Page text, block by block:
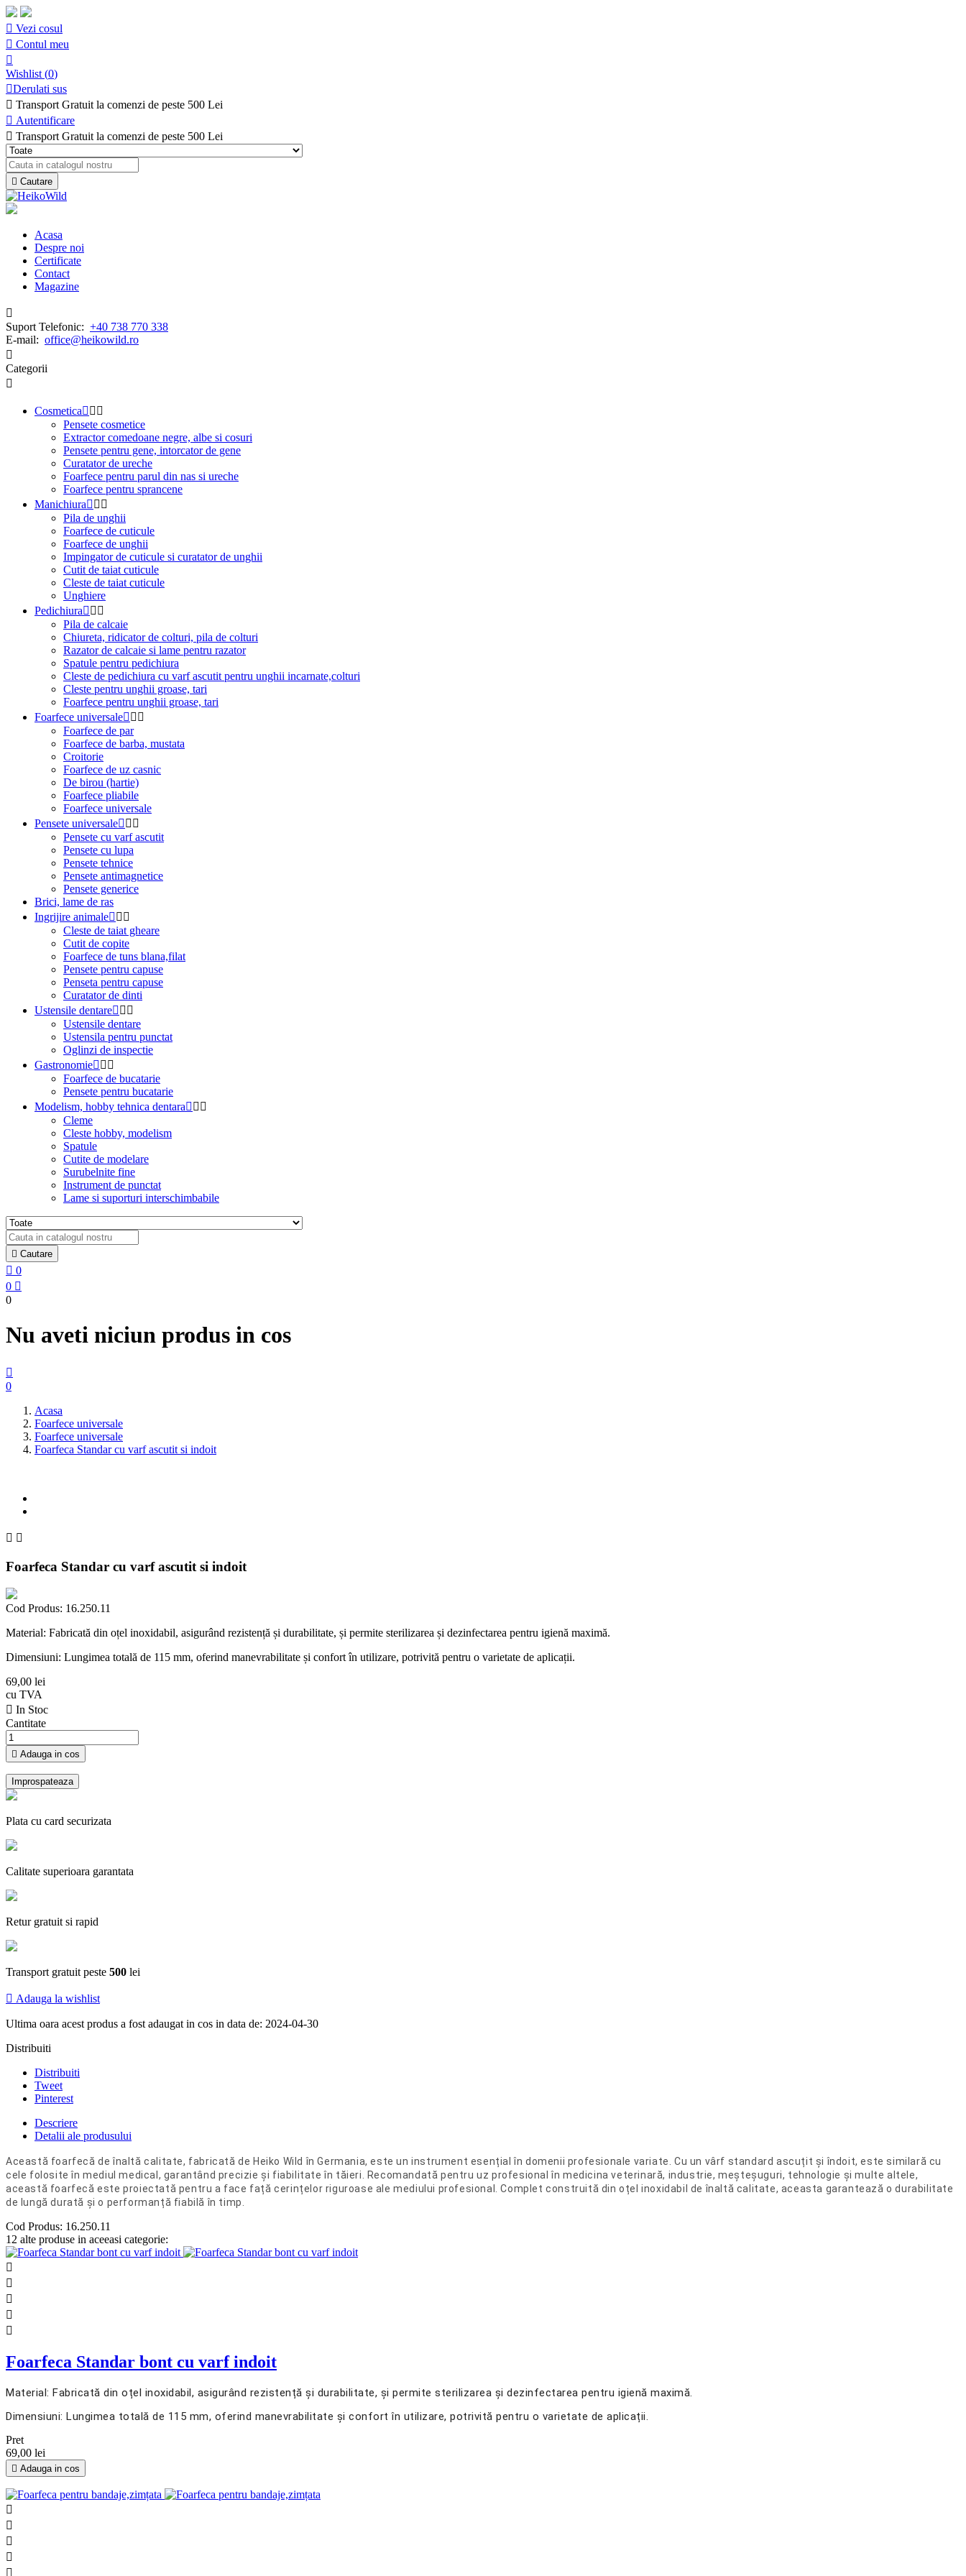
 Vezi cosul
 Contul meu

Wishlist (0)
Derulati sus
 Transport Gratuit la comenzi de peste 500 Lei
 Autentificare
 Transport Gratuit la comenzi de peste 500 Lei
 Cautare
Acasa
Despre noi
Certificate
Contact
Magazine

Suport Telefonic: +40 738 770 338
E-mail: office@heikowild.ro

Categorii

Cosmetica  
Pensete cosmetice
Extractor comedoane negre, albe si cosuri
Pensete pentru gene, intorcator de gene
Curatator de ureche
Foarfece pentru parul din nas si ureche
Foarfece pentru sprancene
Manichiura  
Pila de unghii
Foarfece de cuticule
Foarfece de unghii
Impingator de cuticule si curatator de unghii
Cutit de taiat cuticule
Cleste de taiat cuticule
Unghiere
Pedichiura  
Pila de calcaie
Chiureta, ridicator de colturi, pila de colturi
Razator de calcaie si lame pentru razator
Spatule pentru pedichiura
Cleste de pedichiura cu varf ascutit pentru unghii incarnate,colturi
Cleste pentru unghii groase, tari
Foarfece pentru unghii groase, tari
Foarfece universale  
Foarfece de par
Foarfece de barba, mustata
Croitorie
Foarfece de uz casnic
De birou (hartie)
Foarfece pliabile
Foarfece universale
Pensete universale  
Pensete cu varf ascutit
Pensete cu lupa
Pensete tehnice
Pensete antimagnetice
Pensete generice
Brici, lame de ras
Ingrijire animale  
Cleste de taiat gheare
Cutit de copite
Foarfece de tuns blana,filat
Pensete pentru capuse
Penseta pentru capuse
Curatator de dinti
Ustensile dentare  
Ustensile dentare
Ustensila pentru punctat
Oglinzi de inspectie
Gastronomie  
Foarfece de bucatarie
Pensete pentru bucatarie
Modelism, hobby tehnica dentara  
Cleme
Cleste hobby, modelism
Spatule
Cutite de modelare
Surubelnite fine
Instrument de punctat
Lame si suporturi interschimbabile
 Cautare
 0
0 
0
Nu aveti niciun produs in cos

0
Acasa
Foarfece universale
Foarfece universale
Foarfeca Standar cu varf ascutit si indoit
 
Foarfeca Standar cu varf ascutit si indoit
Cod Produs: 16.250.11
Material: Fabricată din oțel inoxidabil, asigurând rezistență și durabilitate, și permite sterilizarea și dezinfectarea pentru igienă maximă.
Dimensiuni: Lungimea totală de 115 mm, oferind manevrabilitate și confort în utilizare, potrivită pentru o varietate de aplicații.
69,00 lei
cu TVA
 In Stoc
Cantitate
 Adauga in cos
Plata cu card securizata
Calitate superioara garantata
Retur gratuit si rapid
Transport gratuit peste 500 lei
 Adauga la wishlist
Ultima oara acest produs a fost adaugat in cos in data de: 2024-04-30
Distribuiti
Distribuiti
Tweet
Pinterest
Descriere
Detalii ale produsului
Această foarfecă de înaltă calitate, fabricată de Heiko Wild în Germania, este un instrument esențial în domenii profesionale variate. Cu un vârf standard ascuțit și îndoit, este similară cu
cele folosite în mediul medical, garantând precizie și fiabilitate în tăieri. Recomandată pentru uz profesional în medicina veterinară, industrie, meșteșuguri, tehnologie și multe altele,
această foarfecă este proiectată pentru a face față cerințelor riguroase ale mediului profesional. Complet construită din oțel inoxidabil de înaltă calitate, aceasta garantează o durabilitate
de lungă durată și o performanță fiabilă în timp.
Cod Produs: 16.250.11
12 alte produse in aceeasi categorie:





Foarfeca Standar bont cu varf indoit
Material: Fabricată din oțel inoxidabil, asigurând rezistență și durabilitate, și permite sterilizarea și dezinfectarea pentru igienă maximă.
Dimensiuni: Lungimea totală de 115 mm, oferind manevrabilitate și confort în utilizare, potrivită pentru o varietate de aplicații.
Pret
69,00 lei
 Adauga in cos




